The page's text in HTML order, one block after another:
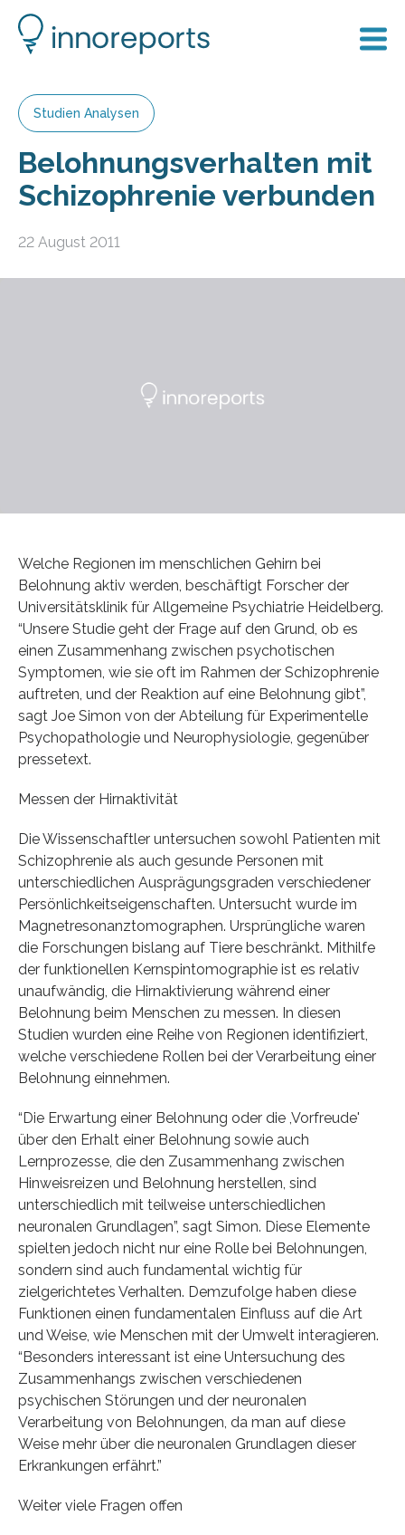
Studien Analysen
Belohnungsverhalten mit
Schizophrenie verbunden
22 August 2011
Welche Regionen im menschlichen Gehirn bei
Belohnung aktiv werden, beschäftigt Forscher der
Universitätsklinik für Allgemeine Psychiatrie Heidelberg.
“Unsere Studie geht der Frage auf den Grund, ob es
einen Zusammenhang zwischen psychotischen
Symptomen, wie sie oft im Rahmen der Schizophrenie
auftreten, und der Reaktion auf eine Belohnung gibt”,
sagt Joe Simon von der Abteilung für Experimentelle
Psychopathologie und Neurophysiologie, gegenüber
pressetext.
Messen der Hirnaktivität
Die Wissenschaftler untersuchen sowohl Patienten mit
Schizophrenie als auch gesunde Personen mit
unterschiedlichen Ausprägungsgraden verschiedener
Persönlichkeitseigenschaften. Untersucht wurde im
Magnetresonanztomographen. Ursprüngliche waren
die Forschungen bislang auf Tiere beschränkt. Mithilfe
der funktionellen Kernspintomographie ist es relativ
unaufwändig, die Hirnaktivierung während einer
Belohnung beim Menschen zu messen. In diesen
Studien wurden eine Reihe von Regionen identifiziert,
welche verschiedene Rollen bei der Verarbeitung einer
Belohnung einnehmen.
“Die Erwartung einer Belohnung oder die ,Vorfreude'
über den Erhalt einer Belohnung sowie auch
Lernprozesse, die den Zusammenhang zwischen
Hinweisreizen und Belohnung herstellen, sind
unterschiedlich mit teilweise unterschiedlichen
neuronalen Grundlagen”, sagt Simon. Diese Elemente
spielten jedoch nicht nur eine Rolle bei Belohnungen,
sondern sind auch fundamental wichtig für
zielgerichtetes Verhalten. Demzufolge haben diese
Funktionen einen fundamentalen Einfluss auf die Art
und Weise, wie Menschen mit der Umwelt interagieren.
“Besonders interessant ist eine Untersuchung des
Zusammenhangs zwischen verschiedenen
psychischen Störungen und der neuronalen
Verarbeitung von Belohnungen, da man auf diese
Weise mehr über die neuronalen Grundlagen dieser
Erkrankungen erfährt.”
Weiter viele Fragen offen